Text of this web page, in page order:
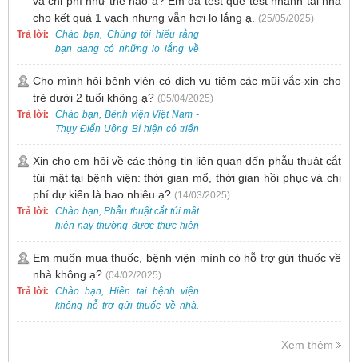
cho kết quả 1 vạch nhưng vẫn hơi lo lắng ạ. (25/05/2025)
Trả lời:
Chào bạn, Chúng tôi hiểu rằng
bạn đang có những lo lắng về
nguy cơ nhiễm HPV. Tại Bệnh
viện Việt Nam - Thụy Điển Uông
Bí, chúng tôi cung cấp các dịch
vụ thăm khám và xét nghiệm
chuyên sâu để phát hiện sớm
HPV và tầm soát ung thư cổ tử
Cho mình hỏi bệnh viện có dịch vụ tiêm các mũi vắc-xin cho
trẻ dưới 2 tuổi không ạ? (05/04/2025)
Trả lời:
Chào bạn, Bệnh viện Việt Nam -
Thụy Điển Uông Bí hiện có triển
khai dịch vụ tiêm vắc-xin cho trẻ
dưới 2 tuổi.
Xin cho em hỏi về các thông tin liên quan đến phẫu thuật cắt
túi mật tại bệnh viện: thời gian mổ, thời gian hồi phục và chi
phí dự kiến là bao nhiêu ạ? (14/03/2025)
Trả lời:
Chào bạn, Phẫu thuật cắt túi mật
hiện nay thường được thực hiện
bằng phương pháp nội soi, đây
là một kỹ thuật ít xâm lấn, an toàn
và phổ biến.
Em muốn mua thuốc, bệnh viện mình có hỗ trợ gửi thuốc về
nhà không ạ? (04/02/2025)
Trả lời:
Chào bạn, Hiện tại bệnh viện
không hỗ trợ gửi thuốc về nhà.
Việc cấp phát thuốc tại bệnh viện
Xem thêm